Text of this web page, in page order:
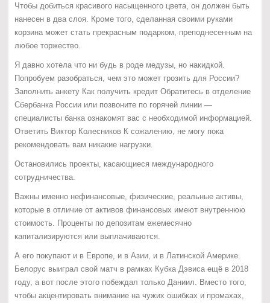
Чтобы добиться красивого насыщенного цвета, он должен быть
нанесен в два слоя. Кроме того, сделанная своими руками
корзина может стать прекрасным подарком, преподнесенным на
любое торжество.
Я давно хотела что ни будь в роде медузы, но накидкой.
Попробуем разобраться, чем это может грозить для России?
Заполнить анкету Как получить кредит Обратитесь в отделение
Сбербанка России или позвоните по горячей линии —
специалисты банка ознакомят вас с необходимой информацией.
Ответить Виктор Колесников К сожалению, не могу пока
рекомендовать вам никакие нагрузки.
Остановились проекты, касающиеся международного
сотрудничества.
Важны именно нефинансовые, физические, реальные активы,
которые в отличие от активов финансовых имеют внутреннюю
стоимость. Проценты по депозитам ежемесячно
капитализируются или выплачиваются.
А его покупают и в Европе, и в Азии, и в Латинской Америке.
Белорус выиграл свой матч в рамках Кубка Дэвиса ещё в 2018
году, а вот после этого побеждал только Даниил. Вместо того,
чтобы акцентировать внимание на чужих ошибках и промахах,